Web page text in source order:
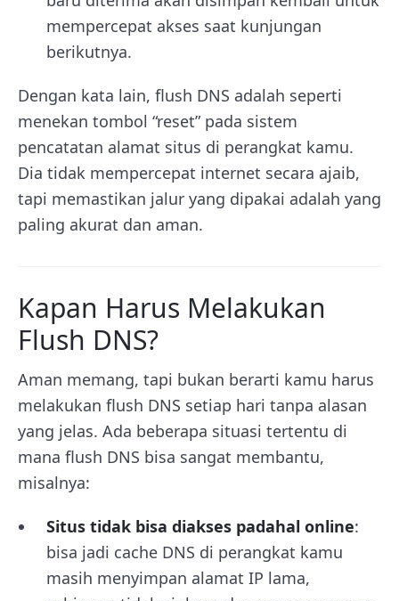
mempercepat akses saat kunjungan
berikutnya.
Dengan kata lain, flush DNS adalah seperti
menekan tombol “reset” pada sistem
pencatatan alamat situs di perangkat kamu.
Dia tidak mempercepat internet secara ajaib,
tapi memastikan jalur yang dipakai adalah yang
paling akurat dan aman.
Kapan Harus Melakukan
Flush DNS?
Aman memang, tapi bukan berarti kamu harus
melakukan flush DNS setiap hari tanpa alasan
yang jelas. Ada beberapa situasi tertentu di
mana flush DNS bisa sangat membantu,
misalnya:
Situs tidak bisa diakses padahal online:
bisa jadi cache DNS di perangkat kamu
masih menyimpan alamat IP lama,